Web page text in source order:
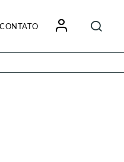
CONTATO
por: